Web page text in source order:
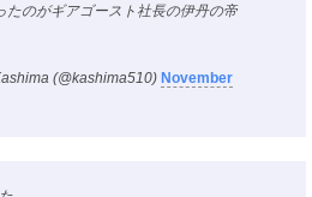
たのがギアゴースト社長の伊丹の帝
(@kashima510) November